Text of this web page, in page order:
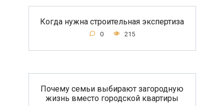
Когда нужна строительная экспертиза
0 215
Почему семьи выбирают загородную
жизнь вместо городской квартиры